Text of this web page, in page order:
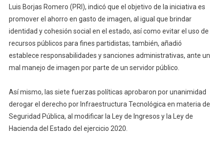
Luis Borjas Romero (PRI), indicó que el objetivo de la iniciativa es
promover el ahorro en gasto de imagen, al igual que brindar
identidad y cohesión social en el estado, así como evitar el uso de
recursos públicos para fines partidistas; también, añadió
establece responsabilidades y sanciones administrativas, ante un
mal manejo de imagen por parte de un servidor público.
Así mismo, las siete fuerzas políticas aprobaron por unanimidad
derogar el derecho por Infraestructura Tecnológica en materia de
Seguridad Pública, al modificar la Ley de Ingresos y la Ley de
Hacienda del Estado del ejercicio 2020.